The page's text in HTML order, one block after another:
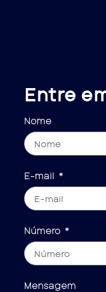
Entre
Nome
E-mail
Número
Mensagem